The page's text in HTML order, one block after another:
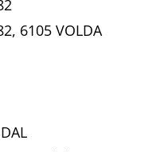
6105 VOLDA